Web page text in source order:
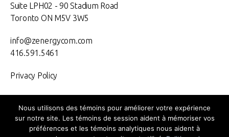
Suite LPH02 - 90 Stadium Road
Toronto ON M5V 3W5
info@zenergycom.com
416.591.5461
Privacy Policy
TORONTO. MONTRÉAL. VANCOUVER.
NEW YORK.
Nous utilisons des témoins pour améliorer votre expérience
sur notre site. Les témoins de session aident à mémoriser vos
préférences et les témoins analytiques nous aident à